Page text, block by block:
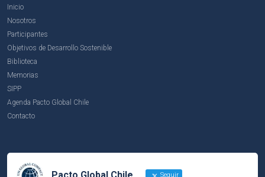
Inicio
Nosotros
Participantes
Objetivos de Desarrollo Sostenible
Biblioteca
Memorias
SIPP
Agenda Pacto Global Chile
Contacto
Seguir